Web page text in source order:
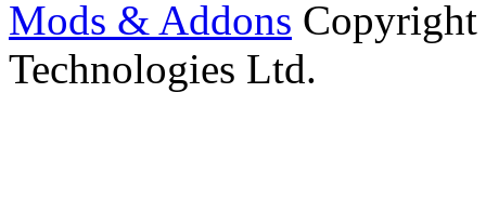
Mods & Addons
Technologies Ltd.